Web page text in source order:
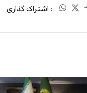
: اشتراک گذاری